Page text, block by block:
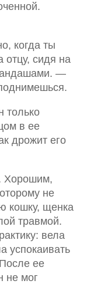
когда ты
сидя на
—
только
в ее
дрожит его
Хорошим,
не
кошку, щенка
травмой.
вела
успокаивать
ее
не мог